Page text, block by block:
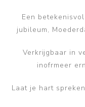
Een
jubileum,
Verkrijgbaar in
inofrmeer
Laat je hart